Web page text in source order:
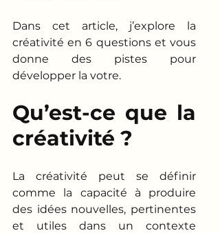
Dans cet article, j’explore la
créativité en 6 questions et vous
donne des pistes pour
développer la votre.
Qu’est-ce que la
créativité ?
La créativité peut se définir
comme la capacité à produire
des idées nouvelles, pertinentes
et utiles dans un contexte